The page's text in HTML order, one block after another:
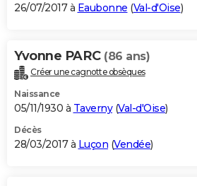
26/07/2017 à Eaubonne (Val-d'Oise)
Yvonne PARC (86 ans)
Créer une cagnotte obsèques
Naissance
05/11/1930 à Taverny(Val-d'Oise)
Décès
28/03/2017 à Luçon (Vendée)